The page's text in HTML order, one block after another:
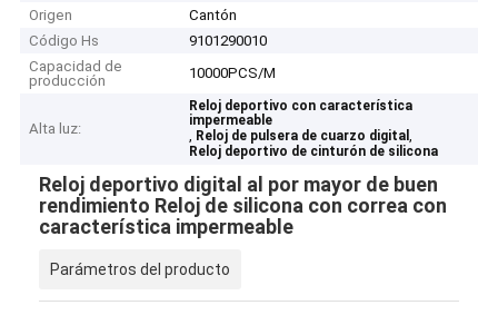
Origen
Cantón
Código Hs
9101290010
Capacidad de
producción
10000PCS/M
Alta luz:
Reloj deportivo con característica
impermeable
, Reloj de pulsera de cuarzo digital,
Reloj deportivo de cinturón de silicona
Reloj deportivo digital al por mayor de buen
rendimiento Reloj de silicona con correa con
característica impermeable
Parámetros del producto